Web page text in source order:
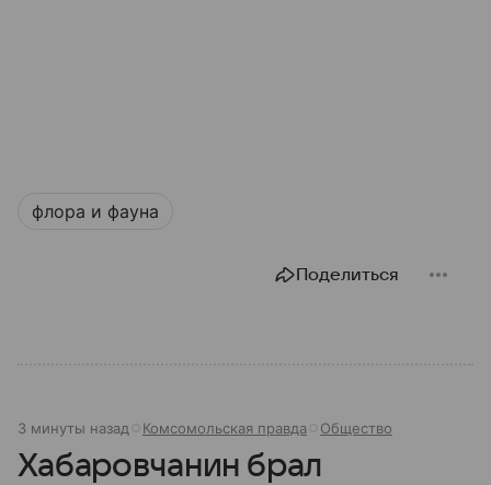
флора и фауна
Поделиться
3 минуты назад Комсомольская правда Общество
Хабаровчанин брал